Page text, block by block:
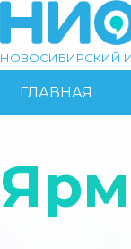
основному
НОВОСИБИРСКИЙ
ГЛАВНАЯ